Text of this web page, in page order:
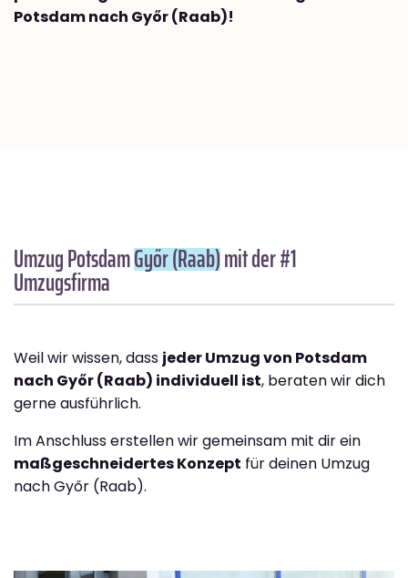
Potsdam nach Győr (Raab)!
Umzug PotsdamGyőr (Raab)mit der #1
Umzugsfirma
Weil wir wissen, dass jeder Umzug von Potsdam
nach Győr (Raab) individuell ist, beraten wir dich
gerne ausführlich.
Im Anschluss erstellen wir gemeinsam mit dir ein
maßgeschneidertes Konzept für deinen Umzug
nach Győr (Raab).